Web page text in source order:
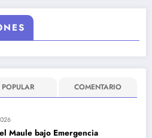
POPULAR COMENTARIO
Maule bajo Emergencia